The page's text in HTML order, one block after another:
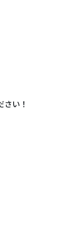
い！